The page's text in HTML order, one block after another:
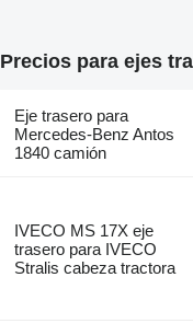
Precios para ejes
Eje trasero para
Mercedes-Benz Antos
1840 camión
IVECO MS 17X eje
trasero para IVECO
Stralis cabeza tractora